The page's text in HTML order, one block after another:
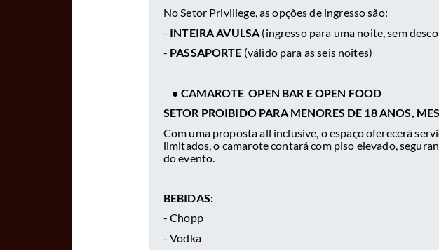
No Setor Privillege, as opções de ingresso são:
- INTEIRA AVULSA (ingresso para uma noite, sem
- PASSAPORTE (válido para as seis noites)
• CAMAROTE OPEN BAR E OPEN FOOD
SETOR PROIBIDO PARA MENORES DE 18 ANOS,
Com uma proposta all inclusive, o espaço oferecerá
limitados, o camarote contará com piso elevado,
do evento.
BEBIDAS:
- Chopp
- Vodka